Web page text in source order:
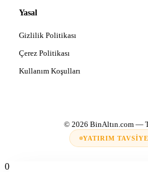
Yasal
Gizlilik Politikası
Çerez Politikası
Kullanım Koşulları
© 2026 BinAltın.com—
YATIRIM
0